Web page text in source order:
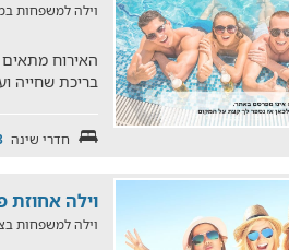
וילה למשפחות
בריכת שחייה
חדרי שינה
וילה אחוזת
וילה למשפחות